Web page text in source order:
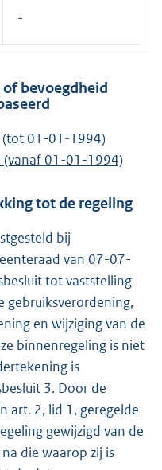
bevoegdheid
(tot 01-01-1994)
(vanaf 01-01-1994)
tot de regeling
bij
van 07-07-
tot vaststelling
gebruiksverordening,
en wijziging van de
binnenregeling is niet
is
3. Door de
art. 2, lid 1, geregelde
gewijzigd van de
die waarop zij is